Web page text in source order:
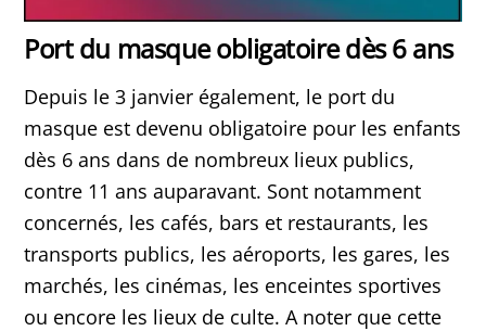
Port du masque obligatoire dès 6 ans
Depuis le 3 janvier également, le port du
masque est devenu obligatoire pour les enfants
dès 6 ans dans de nombreux lieux publics,
contre 11 ans auparavant. Sont notamment
concernés, les cafés, bars et restaurants, les
transports publics, les aéroports, les gares, les
marchés, les cinémas, les enceintes sportives
ou encore les lieux de culte. A noter que cette